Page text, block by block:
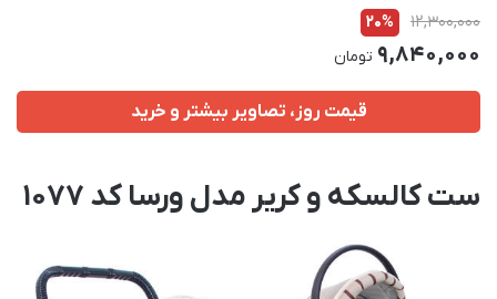
12,300,000
20%
9,840,000 تومان
قیمت روز، تصاویر بیشتر و خرید
ست کالسکه و کریر مدل ورسا کد 1077